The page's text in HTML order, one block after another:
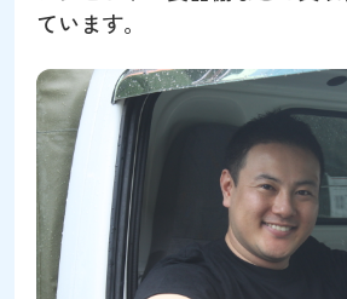
ています。